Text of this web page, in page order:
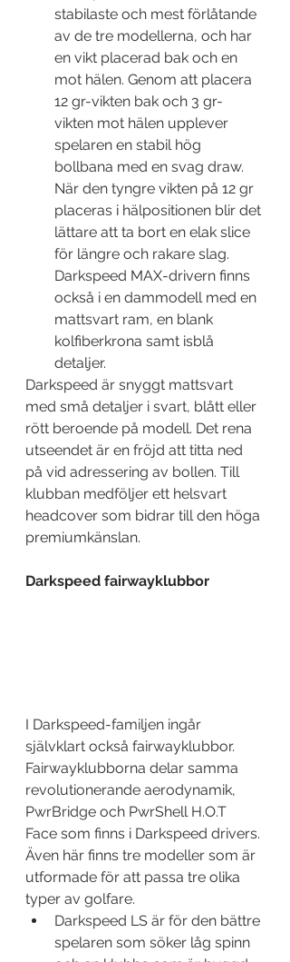
stabilaste och mest förlåtande
av de tre modellerna, och har
en vikt placerad bak och en
mot hälen. Genom att placera
12 gr-vikten bak och 3 gr-
vikten mot hälen upplever
spelaren en stabil hög
bollbana med en svag draw.
När den tyngre vikten på 12 gr
placeras i hälpositionen blir det
lättare att ta bort en elak slice
för längre och rakare slag.
Darkspeed MAX-drivern finns
också i en dammodell med en
mattsvart ram, en blank
kolfiberkrona samt isblå
detaljer.
Darkspeed är snyggt mattsvart
med små detaljer i svart, blått eller
rött beroende på modell. Det rena
utseendet är en fröjd att titta ned
på vid adressering av bollen. Till
klubban medföljer ett helsvart
headcover som bidrar till den höga
premiumkänslan.
Darkspeed fairwayklubbor
I Darkspeed-familjen ingår
självklart också fairwayklubbor.
Fairwayklubborna delar samma
revolutionerande aerodynamik,
PwrBridge och PwrShell H.O.T
Face som finns i Darkspeed drivers.
Även här finns tre modeller som är
utformade för att passa tre olika
typer av golfare.
Darkspeed LS är för den bättre
spelaren som söker låg spinn